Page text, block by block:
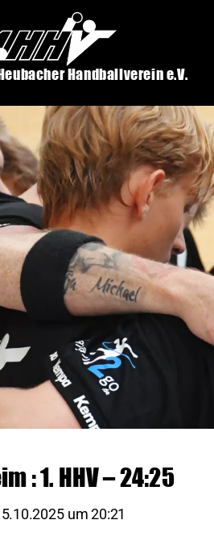
Handballverein e.V.
: 1. HHV – 24:25
um 20:21